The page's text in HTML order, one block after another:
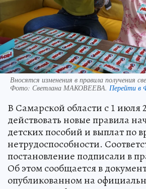
Вносятся изменения в правила получения
Фото: Светлана МАКОВЕЕВА. Перейти в
В Самарской области с 1 июля
действовать новые правила
детских пособий и выплат по
нетрудоспособности.
постановление подписали в
Об этом сообщается в
опубликованном на